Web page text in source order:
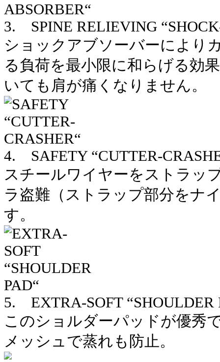
3. SPINE RELIEVING
ショックアブソーバーにより
る負荷を最小限に和らげる効
いても肩が痛くなりません。
4. SAFETY “CUTTER-
スチールワイヤーをストラッ
ラ盗難（ストラップ部分をナ
す。
5. EXTRA-SOFT “SHOULDER
このショルダーパッドが優秀
メッシュで蒸れも防止。